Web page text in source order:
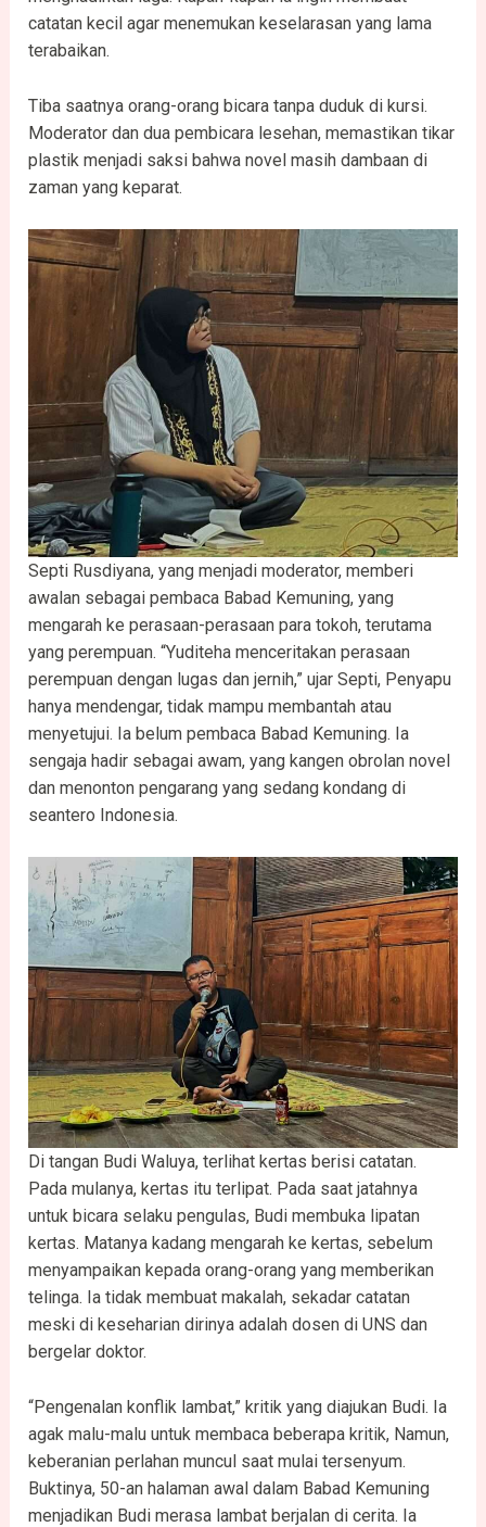
catatan kecil agar menemukan keselarasan yang lama
terabaikan.
Tiba saatnya orang-orang bicara tanpa duduk di kursi.
Moderator dan dua pembicara lesehan, memastikan tikar
plastik menjadi saksi bahwa novel masih dambaan di
zaman yang keparat.
Septi Rusdiyana, yang menjadi moderator, memberi
awalan sebagai pembaca Babad Kemuning, yang
mengarah ke perasaan-perasaan para tokoh, terutama
yang perempuan. “Yuditeha menceritakan perasaan
perempuan dengan lugas dan jernih,” ujar Septi, Penyapu
hanya mendengar, tidak mampu membantah atau
menyetujui. Ia belum pembaca Babad Kemuning. Ia
sengaja hadir sebagai awam, yang kangen obrolan novel
dan menonton pengarang yang sedang kondang di
seantero Indonesia.
Di tangan Budi Waluya, terlihat kertas berisi catatan.
Pada mulanya, kertas itu terlipat. Pada saat jatahnya
untuk bicara selaku pengulas, Budi membuka lipatan
kertas. Matanya kadang mengarah ke kertas, sebelum
menyampaikan kepada orang-orang yang memberikan
telinga. Ia tidak membuat makalah, sekadar catatan
meski di keseharian dirinya adalah dosen di UNS dan
bergelar doktor.
“Pengenalan konflik lambat,” kritik yang diajukan Budi. Ia
agak malu-malu untuk membaca beberapa kritik, Namun,
keberanian perlahan muncul saat mulai tersenyum.
Buktinya, 50-an halaman awal dalam Babad Kemuning
menjadikan Budi merasa lambat berjalan di cerita. Ia